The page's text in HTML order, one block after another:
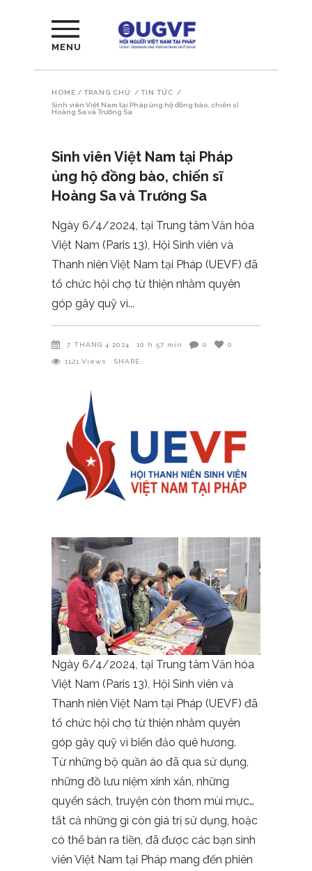
MENU
HOME / TRANG CHỦ / TIN TỨC
/
Sinh viên Việt Nam tại Pháp ủng hộ đồng bào, chiến sĩ
Hoàng Sa và Trường Sa
Sinh viên Việt Nam tại Pháp
ủng hộ đồng bào, chiến sĩ
Hoàng Sa và Trường Sa
Ngày 6/4/2024, tại Trung tâm Văn hóa
Việt Nam (Paris 13), Hội Sinh viên và
Thanh niên Việt Nam tại Pháp (UEVF) đã
tổ chức hội chợ từ thiện nhằm quyên
góp gây quỹ vì
7 THÁNG 4 2024 10 h 57 min 0 0
1121 Views SHARE
Ngày 6/4/2024, tại Trung tâm Văn hóa
Việt Nam (Paris 13), Hội Sinh viên và
Thanh niên Việt Nam tại Pháp (UEVF) đã
tổ chức hội chợ từ thiện nhằm quyên
góp gây quỹ vì biển đảo quê hương.
Từ những bộ quần áo đã qua sử dụng,
những đồ lưu niệm xinh xắn, những
quyển sách, truyện còn thơm mùi mực…
tất cả những gì còn giá trị sử dụng, hoặc
có thể bán ra tiền, đã được các bạn sinh
viên Việt Nam tại Pháp mang đến phiên